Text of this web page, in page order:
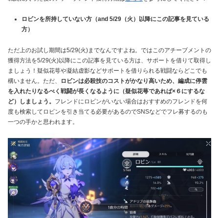
ロビンを所持していない方（and 5/29（火）以降にこの記事を見ている
方）
ただ上のお試し期間は5/29(火)までなんですよね。ではこのアチーブメントの
獲得方法を5/29(火)以降にこの記事を見ている方は、サポートを借りて取得し
ましょう！疑似花萼や凝結虚影などサポートを借りられる戦闘ならどこでも
構いません。ただ、
ロビンは必殺技のコストがかなり高いため、編成に停雲
を入れたりなるべく戦闘が長くなるように（疑似花萼であれば×６にするな
ど）しましょう。 フレンドにロビンがいない場合はおすすめのフレンドを何
度も検索してロビンを引き当てる必要があるのでSNSなどでフレ募するのも
一つの手かと思われます。